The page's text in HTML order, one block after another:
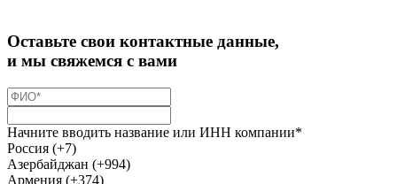
Оставьте свои контактные данные,
и мы свяжемся с вами
Начните вводить название или ИНН компании*
Россия (+7)
Азербайджан (+994)
Армения (+374)